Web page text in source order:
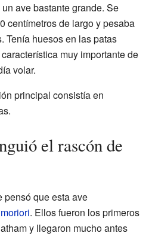
ave bastante grande. Se
centímetros de largo y pesaba
Tenía huesos en las patas
muy importante de
volar.
principal consistía en
el rascón de
pensó que esta ave
moriori. Ellos fueron los primeros
y llegaron mucho antes